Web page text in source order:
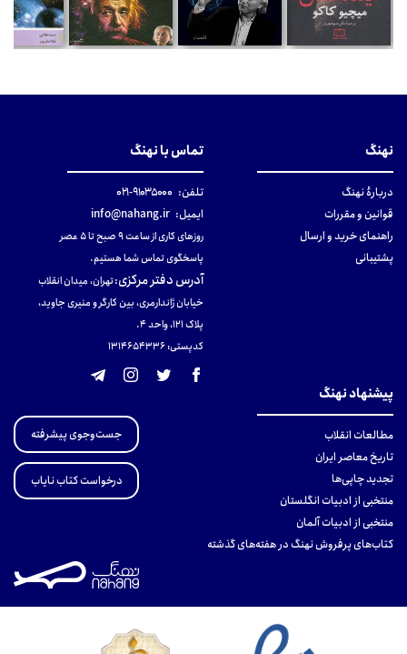
نهنگ
دربارهٔ نهنگ
قوانین و مقررات
راهنمای خرید و ارسال
پشتیبانی
تماس با نهنگ
تلفن: ۹۱۰۳۵۰۰۰-۰۲۱
ایمیل: info@nahang.ir
روزهای کاری از ساعت ۹ صبح تا ۵ عصر
پاسخگوی تماس شما هستیم.
آدرس دفتر مرکزی:تهران، میدان انقلاب
خیابان ژاندارمری، بین کارگر و منیری جاوید،
پلاک 121، واحد ۴.
کدپستی: 131465433۶
پیشنهاد نهنگ
مطالعات انقلاب
تاریخ معاصر ایران
تجدید چاپی‌ها
منتخبی از ادبیات انگلستان
منتخبی از ادبیات آلمان
کتاب‌های پرفروش نهنگ در هفته‌های گذشته
جست‌وجوی پیشرفته
درخواست کتاب نایاب